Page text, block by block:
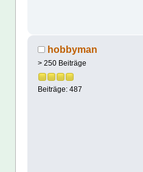
hobbyman
> 250 Beiträge
Beiträge: 487